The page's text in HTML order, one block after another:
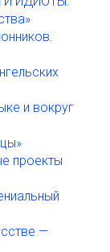
и вокруг
проекты
—